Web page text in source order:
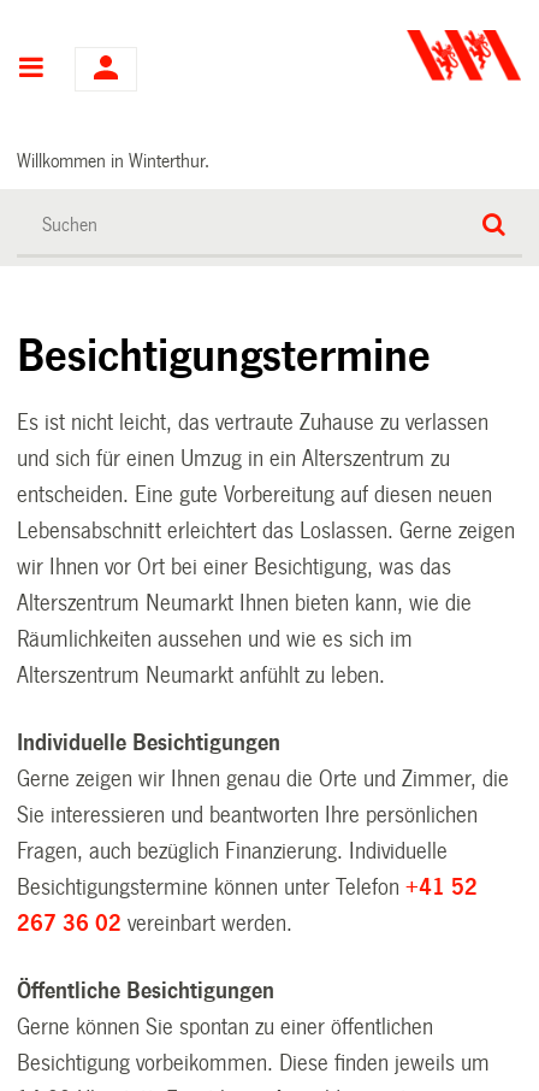
Hauptnavigation
Willkommen in Winterthur.
Besichtigungstermine
Es ist nicht leicht, das vertraute Zuhause zu verlassen
und sich für einen Umzug in ein Alterszentrum zu
entscheiden. Eine gute Vorbereitung auf diesen neuen
Lebensabschnitt erleichtert das Loslassen. Gerne zeigen
wir Ihnen vor Ort bei einer Besichtigung, was das
Alterszentrum Neumarkt Ihnen bieten kann, wie die
Räumlichkeiten aussehen und wie es sich im
Alterszentrum Neumarkt anfühlt zu leben.
Individuelle Besichtigungen
Gerne zeigen wir Ihnen genau die Orte und Zimmer, die
Sie interessieren und beantworten Ihre persönlichen
Fragen, auch bezüglich Finanzierung. Individuelle
Besichtigungstermine können unter Telefon +41 52
267 36 02 vereinbart werden.
Öffentliche Besichtigungen
Gerne können Sie spontan zu einer öffentlichen
Besichtigung vorbeikommen. Diese finden jeweils um